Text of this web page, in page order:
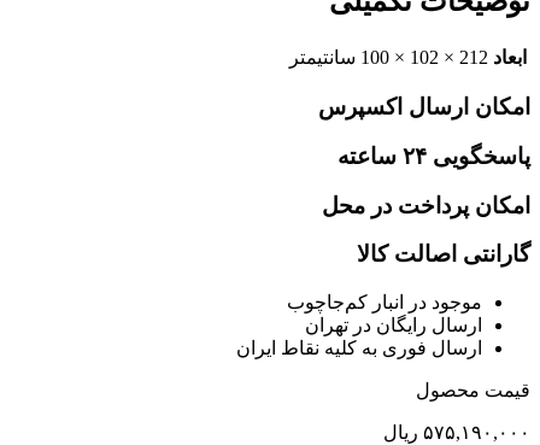
ابعاد 212 × 102 × 100 سانتیمتر
امکان ارسال اکسپرس
پاسخگویی ۲۴ ساعته
امکان پرداخت در محل
گارانتی اصالت کالا
موجود در انبار کم‌‌جاچوب
ارسال رایگان در تهران
ارسال فوری به کلیه نقاط ایران
قیمت محصول
۵۷۵,۱۹۰,۰۰۰ ریال